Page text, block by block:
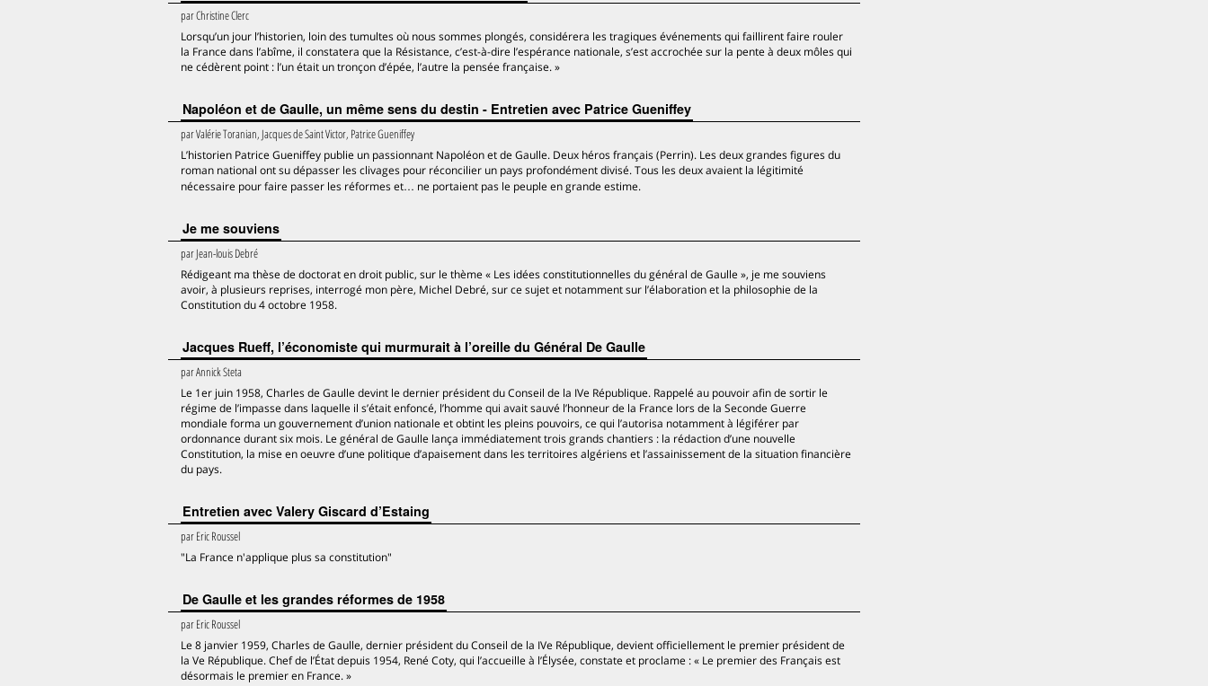
parChristine Clerc
Lorsqu’un jour l’historien, loin des tumultes où nous sommes plongés, considérera les tragiques événements qui faillirent faire rouler
la France dans l’abîme, il constatera que la Résistance, c’est-à-dire l’espérance nationale, s’est accrochée sur la pente à deux môles qui
ne cédèrent point : l’un était un tronçon d’épée, l’autre la pensée française. »
Napoléon et de Gaulle, un même sens du destin - Entretien avec Patrice Gueniffey
parValérie Toranian, Jacques de Saint Victor, Patrice Gueniffey
L’historien Patrice Gueniffey publie un passionnant Napoléon et de Gaulle. Deux héros français (Perrin). Les deux grandes figures du
roman national ont su dépasser les clivages pour réconcilier un pays profondément divisé. Tous les deux avaient la légitimité
nécessaire pour faire passer les réformes et… ne portaient pas le peuple en grande estime.
Je me souviens
parJean-louis Debré
Rédigeant ma thèse de doctorat en droit public, sur le thème « Les idées constitutionnelles du général de Gaulle », je me souviens
avoir, à plusieurs reprises, interrogé mon père, Michel Debré, sur ce sujet et notamment sur l’élaboration et la philosophie de la
Constitution du 4 octobre 1958.
Jacques Rueff, l’économiste qui murmurait à l’oreille du Général De Gaulle
parAnnick Steta
Le 1er juin 1958, Charles de Gaulle devint le dernier président du Conseil de la IVe République. Rappelé au pouvoir afin de sortir le
régime de l’impasse dans laquelle il s’était enfoncé, l’homme qui avait sauvé l’honneur de la France lors de la Seconde Guerre
mondiale forma un gouvernement d’union nationale et obtint les pleins pouvoirs, ce qui l’autorisa notamment à légiférer par
ordonnance durant six mois. Le général de Gaulle lança immédiatement trois grands chantiers : la rédaction d’une nouvelle
Constitution, la mise en oeuvre d’une politique d’apaisement dans les territoires algériens et l’assainissement de la situation financière
du pays.
Entretien avec Valery Giscard d’Estaing
parEric Roussel
"La France n'applique plus sa constitution"
De Gaulle et les grandes réformes de 1958
parEric Roussel
Le 8 janvier 1959, Charles de Gaulle, dernier président du Conseil de la IVe République, devient officiellement le premier président de
la Ve République. Chef de l’État depuis 1954, René Coty, qui l’accueille à l’Élysée, constate et proclame : « Le premier des Français est
désormais le premier en France. »